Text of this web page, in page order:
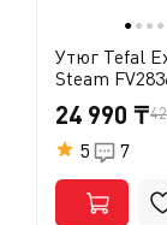
слегка
● ● ● ●
Утюг Tefal
Steam
24 990 ₸
5 7